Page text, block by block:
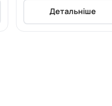
Детальніше